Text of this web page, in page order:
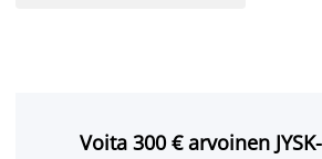
Voita 300 € arvoinen